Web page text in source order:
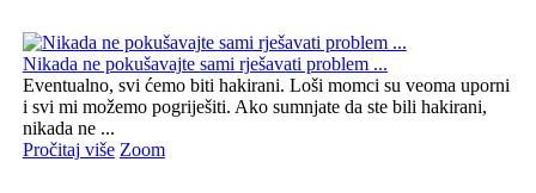
Nikada ne pokušavajte sami rješavati problem ...
Eventualno, svi ćemo biti hakirani. Loši momci su veoma uporni
i svi mi možemo pogriješiti. Ako sumnjate da ste bili hakirani,
nikada ne ...
Pročitaj više Zoom